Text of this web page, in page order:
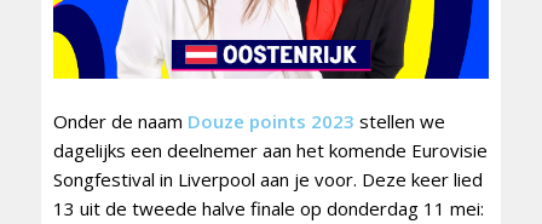
Onder de naam Douze points 2023 stellen we
dagelijks een deelnemer aan het komende Eurovisie
Songfestival in Liverpool aan je voor. Deze keer lied
13 uit de tweede halve finale op donderdag 11 mei: